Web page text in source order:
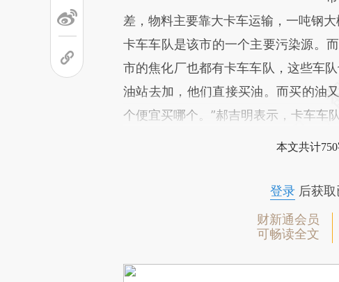
差，物料主要靠大卡车运输，一吨钢
卡车车队是该市的一个主要污染源。
市的焦化厂也都有卡车车队，这些车
油站去加，他们直接买油。而买的油
个便宜买哪个。”郝吉明表示，卡车车
本文共计
登录后获取
财新通会员
可畅读全文